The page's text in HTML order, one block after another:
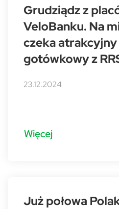
Grudziądz z
VeloBanku. Na
czeka
gotówkowy z
23.12.2024
Więcej
Już połowa